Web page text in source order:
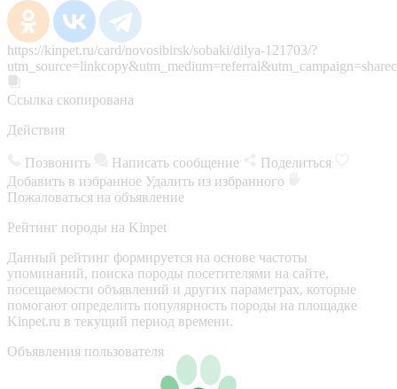
https://kinpet.ru/card/novosibirsk/sobaki/dilya-121703/?
Ссылка скопирована
Действия
Позвонить Написать сообщение
Поделиться
Добавить в избранное Удалить из избранного
Пожаловаться на объявление
Рейтинг породы на Kinpet
Данный рейтинг формируется на основе частоты
упоминаний, поиска породы посетителями на сайте,
посещаемости объявлений и других параметрах, которые
помогают определить популярность породы на площадке
Kinpet.ru в текущий период времени.
Объявления пользователя